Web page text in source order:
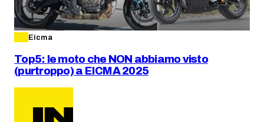
Eicma
Top5: le moto che NON abbiamo visto
(purtroppo) a EICMA 2025